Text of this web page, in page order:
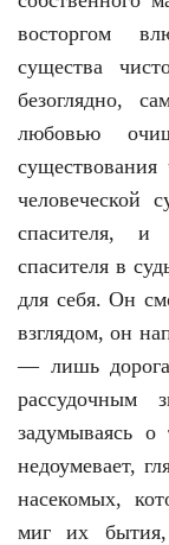
восторгом
существа
безоглядно,
любовью
существования
человеческой
спасителя, и
спасителя в
для себя. Он
взглядом, он
— лишь дорога
рассудочным
задумываясь
недоумевает,
насекомых,
миг их